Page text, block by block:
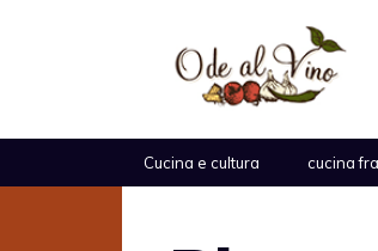
Cucina e cultura cucina